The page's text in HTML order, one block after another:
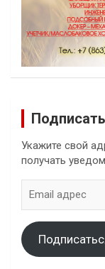
Укажите свой
получать
адрес